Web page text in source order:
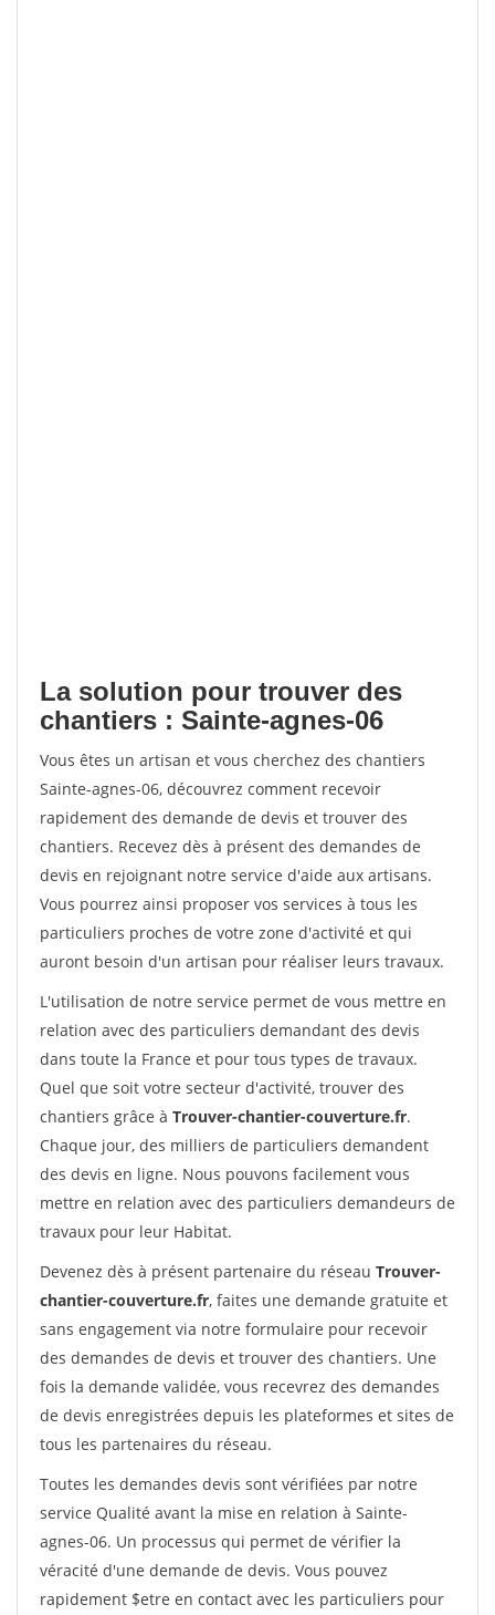
La solution pour trouver des
chantiers : Sainte-agnes-06
Vous êtes un artisan et vous cherchez des chantiers
Sainte-agnes-06, découvrez comment recevoir
rapidement des demande de devis et trouver des
chantiers. Recevez dès à présent des demandes de
devis en rejoignant notre service d'aide aux artisans.
Vous pourrez ainsi proposer vos services à tous les
particuliers proches de votre zone d'activité et qui
auront besoin d'un artisan pour réaliser leurs travaux.
L'utilisation de notre service permet de vous mettre en
relation avec des particuliers demandant des devis
dans toute la France et pour tous types de travaux.
Quel que soit votre secteur d'activité, trouver des
chantiers grâce à Trouver-chantier-couverture.fr.
Chaque jour, des milliers de particuliers demandent
des devis en ligne. Nous pouvons facilement vous
mettre en relation avec des particuliers demandeurs de
travaux pour leur Habitat.
Devenez dès à présent partenaire du réseau Trouver-
chantier-couverture.fr, faites une demande gratuite et
sans engagement via notre formulaire pour recevoir
des demandes de devis et trouver des chantiers. Une
fois la demande validée, vous recevrez des demandes
de devis enregistrées depuis les plateformes et sites de
tous les partenaires du réseau.
Toutes les demandes devis sont vérifiées par notre
service Qualité avant la mise en relation à Sainte-
agnes-06. Un processus qui permet de vérifier la
véracité d'une demande de devis. Vous pouvez
rapidement $etre en contact avec les particuliers pour